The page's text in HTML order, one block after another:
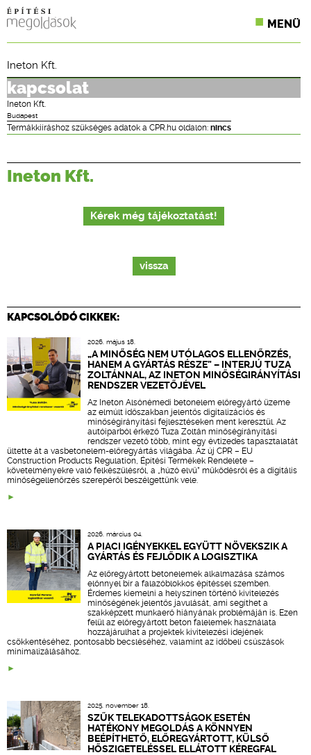
MENÜ
TERVEZÉSI SEGÉDLETEK
Ineton Kft.
kapcsolat
Ineton Kft.
Budapest
Termákkiíráshoz szükséges adatok a CPR.hu oldalon: nincs
Ineton Kft.
Kérek még tájékoztatást!
vissza
KAPCSOLÓDÓ CIKKEK:
2026. május 18.
„A MINŐSÉG NEM UTÓLAGOS ELLENŐRZÉS,
HANEM A GYÁRTÁS RÉSZE” – INTERJÚ TUZA
ZOLTÁNNAL, AZ INETON MINŐSÉGIRÁNYÍTÁSI
RENDSZER VEZETŐJÉVEL
Az Ineton Alsónémedi betonelem előregyártó üzeme
az elmúlt időszakban jelentős digitalizációs és
minőségirányítási fejlesztéseken ment keresztül. Az
autóiparból érkező Tuza Zoltán minőségirányítási
rendszer vezető több, mint egy évtizedes tapasztalatát
ültette át a vasbetonelem-előregyártás világába. Az új CPR – EU
Construction Products Regulation, Építési Termékek Rendelete –
követelményekre való felkészülésről, a „húzó elvű” működésről és a digitális
minőségellenőrzés szerepéről beszélgettünk vele.
2026. március 04.
A PIACI IGÉNYEKKEL EGYÜTT NÖVEKSZIK A
GYÁRTÁS ÉS FEJLŐDIK A LOGISZTIKA
Az előregyártott betonelemek alkalmazása számos
előnnyel bír a falazóblokkos építéssel szemben.
Érdemes kiemelni a helyszínen történő kivitelezés
minőségének jelentős javulását, ami segíthet a
szakképzett munkaerő hiányának problémáján is. Ezen
felül az előregyártott beton falelemek használata
hozzájárulhat a projektek kivitelezési idejének
csökkentéséhez, pontosabb becsléséhez, valamint az időbeli csúszások
minimalizálásához.
2025. november 18.
SZŰK TELEKADOTTSÁGOK ESETÉN
HATÉKONY MEGOLDÁS A KÖNNYEN
BEÉPÍTHETŐ, ELŐREGYÁRTOTT, KÜLSŐ
HŐSZIGETELÉSSEL ELLÁTOTT KÉREGFAL